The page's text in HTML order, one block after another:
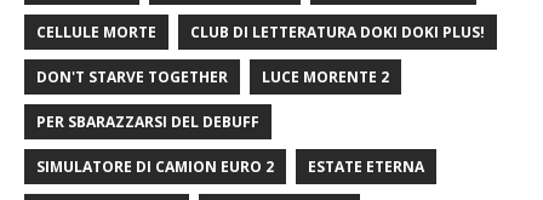
CELLULE MORTE CLUB DI LETTERATURA DOKI DOKI PLUS!
DON'T STARVE TOGETHER LUCE MORENTE 2
PER SBARAZZARSI DEL DEBUFF
SIMULATORE DI CAMION EURO 2 ESTATE ETERNA